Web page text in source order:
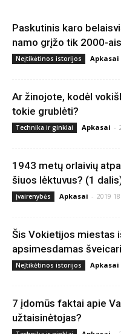
Paskutinis karo
namo grįžo tik 2000-
Neįtikėtinos istorijos Apkasai
Ar žinojote, kodėl
tokie grublėti?
Technika ir ginklai Apkasai -
1943 metų orlaivių
šiuos lėktuvus? (1
Įvairenybės Apkasai - 2019
Šis Vokietijos miestas
apsimesdamas
Neįtikėtinos istorijos Apkasai
7 įdomūs faktai apie
užtaisinėtojas?